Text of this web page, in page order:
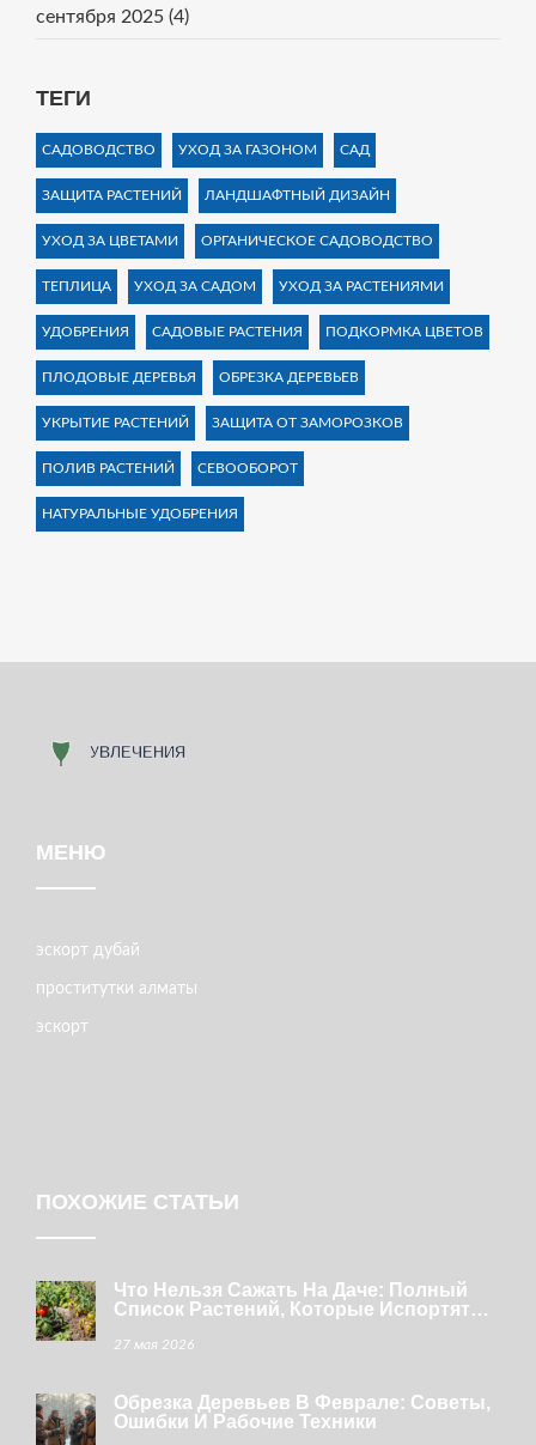
сентября 2025 (4)
ТЕГИ
САДОВОДСТВО УХОД ЗА ГАЗОНОМ САД
ЗАЩИТА РАСТЕНИЙ ЛАНДШАФТНЫЙ ДИЗАЙН
УХОД ЗА ЦВЕТАМИ ОРГАНИЧЕСКОЕ САДОВОДСТВО
ТЕПЛИЦА УХОД ЗА САДОМ УХОД ЗА РАСТЕНИЯМИ
УДОБРЕНИЯ САДОВЫЕ РАСТЕНИЯ ПОДКОРМКА ЦВЕТОВ
ПЛОДОВЫЕ ДЕРЕВЬЯ ОБРЕЗКА ДЕРЕВЬЕВ
УКРЫТИЕ РАСТЕНИЙ ЗАЩИТА ОТ ЗАМОРОЗКОВ
ПОЛИВ РАСТЕНИЙ СЕВООБОРОТ
НАТУРАЛЬНЫЕ УДОБРЕНИЯ
МЕНЮ
эскорт дубай
проститутки алматы
эскорт
ПОХОЖИЕ СТАТЬИ
Что Нельзя Сажать На Даче: Полный
Список Растений, Которые Испортят
27 мая 2026
Обрезка Деревьев В Феврале: Советы,
Ошибки И Рабочие Техники